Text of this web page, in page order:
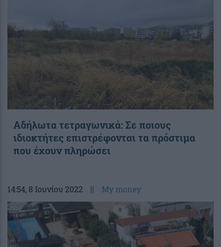
Αδήλωτα τετραγωνικά: Σε ποιους
ιδιοκτήτες επιστρέφονται τα πρόστιμα
που έχουν πληρώσει
14:54, 8 Ιουνίου 2022 || My money